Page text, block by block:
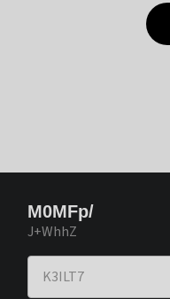
M0MFp/
J+WhhZ